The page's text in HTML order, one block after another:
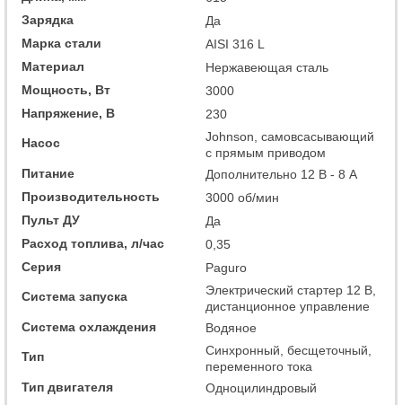
Зарядка
Да
Марка стали
AISI 316 L
Материал
Нержавеющая сталь
Мощность, Вт
3000
Напряжение, В
230
Насос
Johnson, самовсасывающий
с прямым приводом
Питание
Дополнительно 12 В - 8 А
Производительность
3000 об/мин
Пульт ДУ
Да
Расход топлива, л/час
0,35
Серия
Paguro
Система запуска
Электрический стартер 12 В,
дистанционное управление
Система охлаждения
Водяное
Тип
Синхронный, бесщеточный,
переменного тока
Тип двигателя
Одноцилиндровый